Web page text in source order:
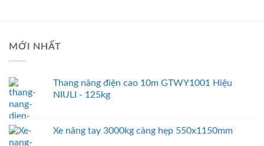
MỚI NHẤT
Thang nâng điện cao 10m GTWY1001 Hiệu
NIULI - 125kg
Xe nâng tay 3000kg càng hẹp 550x1150mm